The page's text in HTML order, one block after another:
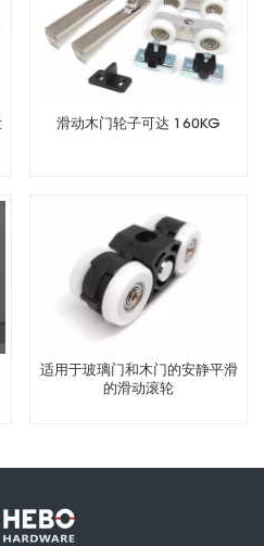
滑动木门轮子可达 160KG
适用于玻璃门和木门的安静平滑
的滑动滚轮